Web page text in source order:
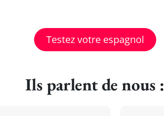
Testez votre espagnol
Ils parlent de nous :